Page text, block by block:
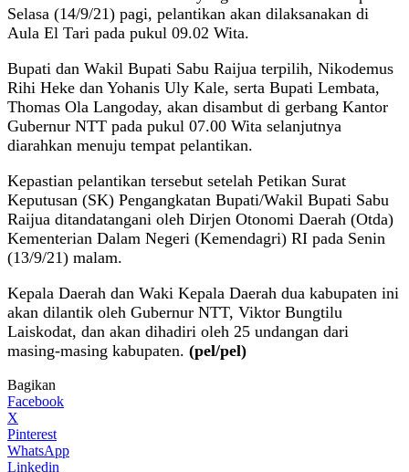
Selasa (14/9/21) pagi, pelantikan akan dilaksanakan di
Aula El Tari pada pukul 09.02 Wita.
Bupati dan Wakil Bupati Sabu Raijua terpilih, Nikodemus
Rihi Heke dan Yohanis Uly Kale, serta Bupati Lembata,
Thomas Ola Langoday, akan disambut di gerbang Kantor
Gubernur NTT pada pukul 07.00 Wita selanjutnya
diarahkan menuju tempat pelantikan.
Kepastian pelantikan tersebut setelah Petikan Surat
Keputusan (SK) Pengangkatan Bupati/Wakil Bupati Sabu
Raijua ditandatangani oleh Dirjen Otonomi Daerah (Otda)
Kementerian Dalam Negeri (Kemendagri) RI pada Senin
(13/9/21) malam.
Kepala Daerah dan Waki Kepala Daerah dua kabupaten ini
akan dilantik oleh Gubernur NTT, Viktor Bungtilu
Laiskodat, dan akan dihadiri oleh 25 undangan dari
masing-masing kabupaten. (pel/pel)
Bagikan
Facebook
X
Pinterest
WhatsApp
Linkedin